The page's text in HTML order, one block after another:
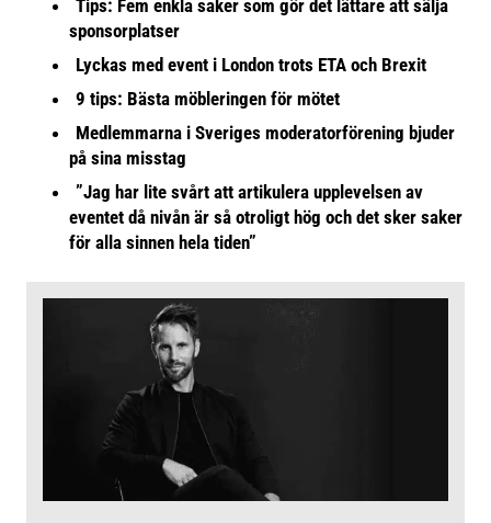
Tips: Fem enkla saker som gör det lättare att sälja
sponsorplatser
Lyckas med event i London trots ETA och Brexit
9 tips: Bästa möbleringen för mötet
Medlemmarna i Sveriges moderatorförening bjuder
på sina misstag
”Jag har lite svårt att artikulera upplevelsen av
eventet då nivån är så otroligt hög och det sker saker
för alla sinnen hela tiden”